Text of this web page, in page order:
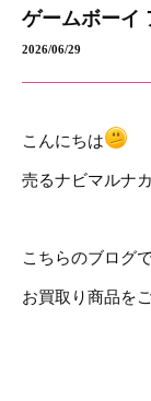
ゲームボー
2026/06/29
こんにちは
売るナビマルナ
こちらのブログ
お買取り商品を